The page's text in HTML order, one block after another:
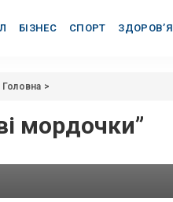
БІЗНЕС СПОРТ ЗДОРОВ’Я
Головна >
мордочки”